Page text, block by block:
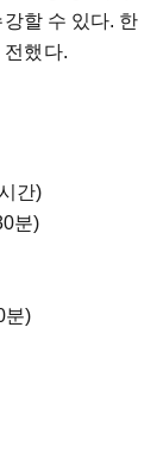
할 수 있다. 한
전했다.
간)
분)
분)